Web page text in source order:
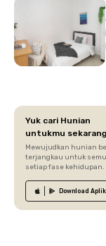
Yuk cari Hunian
untukmu
Mewujudkan hunian
terjangkau untuk
setiap fase kehidupan.
Download